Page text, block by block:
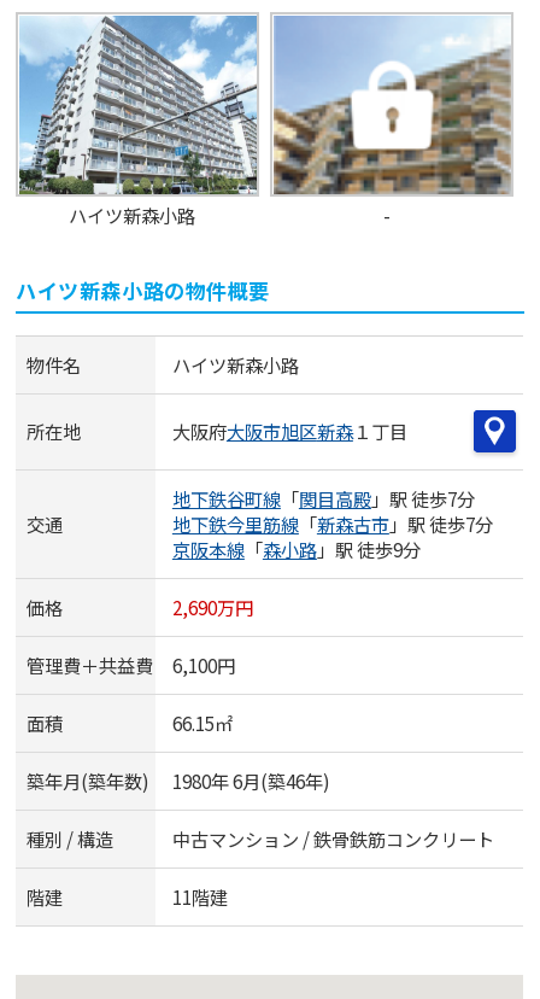
ハイツ新森小路 -
ハイツ新森小路の物件概要
物件名 ハイツ新森小路
所在地 大阪府大阪市旭区新森１丁目
交通
地下鉄谷町線「関目高殿」駅 徒歩7分
地下鉄今里筋線「新森古市」駅 徒歩7分
京阪本線「森小路」駅 徒歩9分
価格 2,690万円
管理費＋共益費 6,100円
面積 66.15㎡
築年月(築年数) 1980年 6月(築46年)
種別 / 構造 中古マンション / 鉄骨鉄筋コンクリート
階建 11階建